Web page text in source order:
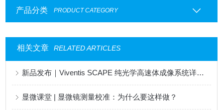
产品分类 PRODUCT CATEGORY
相关文章 RELATED ARTICLES
新品发布｜Viventis SCAPE 纯光学高速体成像系统详解 第三弹
显微课堂 | 显微镜测量校准：为什么要这样做？